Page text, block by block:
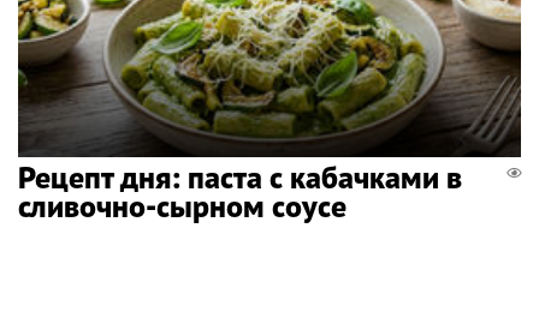
Рецепт дня: паста с кабачками в
сливочно-сырном соусе